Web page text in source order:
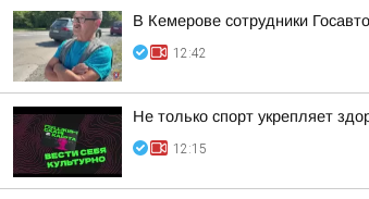
В Кемерове сотрудники
12:42
Не только спорт укрепляет
12:15